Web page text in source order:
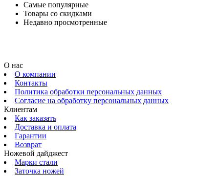
Самые популярные
Товары со скидками
Недавно просмотренные
О нас
О компании
Контакты
Политика обработки персональных данных
Согласие на обработку персональных данных
Клиентам
Как заказать
Доставка и оплата
Гарантии
Возврат
Ножевой дайджест
Марки стали
Заточка ножей